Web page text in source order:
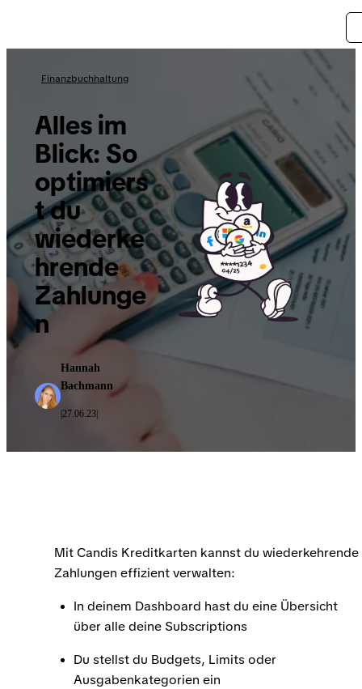
Finanzbuchhaltung
Alles im
Blick: So
optimiers
t du
wiederke
hrende
Zahlunge
n
Hannah
Bachmann
27.06.23
Mit Candis Kreditkarten kannst du wiederkehrende
Zahlungen effizient verwalten:
In deinem Dashboard hast du eine Übersicht
über alle deine Subscriptions
Du stellst du Budgets, Limits oder
Ausgabenkategorien ein